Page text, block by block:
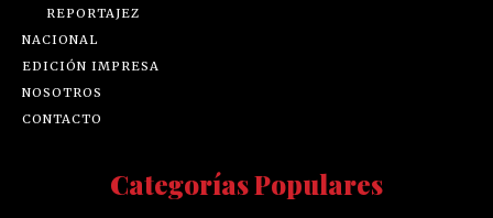
REPORTAJEZ
NACIONAL
EDICIÓN IMPRESA
NOSOTROS
CONTACTO
Categorías Populares